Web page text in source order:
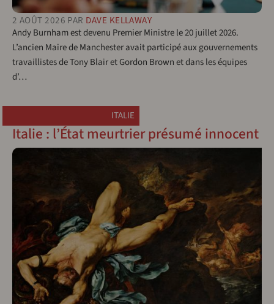
2 AOÛT 2026 PAR DAVE KELLAWAY
Andy Burnham est devenu Premier Ministre le 20 juillet 2026.
L’ancien Maire de Manchester avait participé aux gouvernements
travaillistes de Tony Blair et Gordon Brown et dans les équipes
d’…
ITALIE
Italie : l’État meurtrier présumé innocent